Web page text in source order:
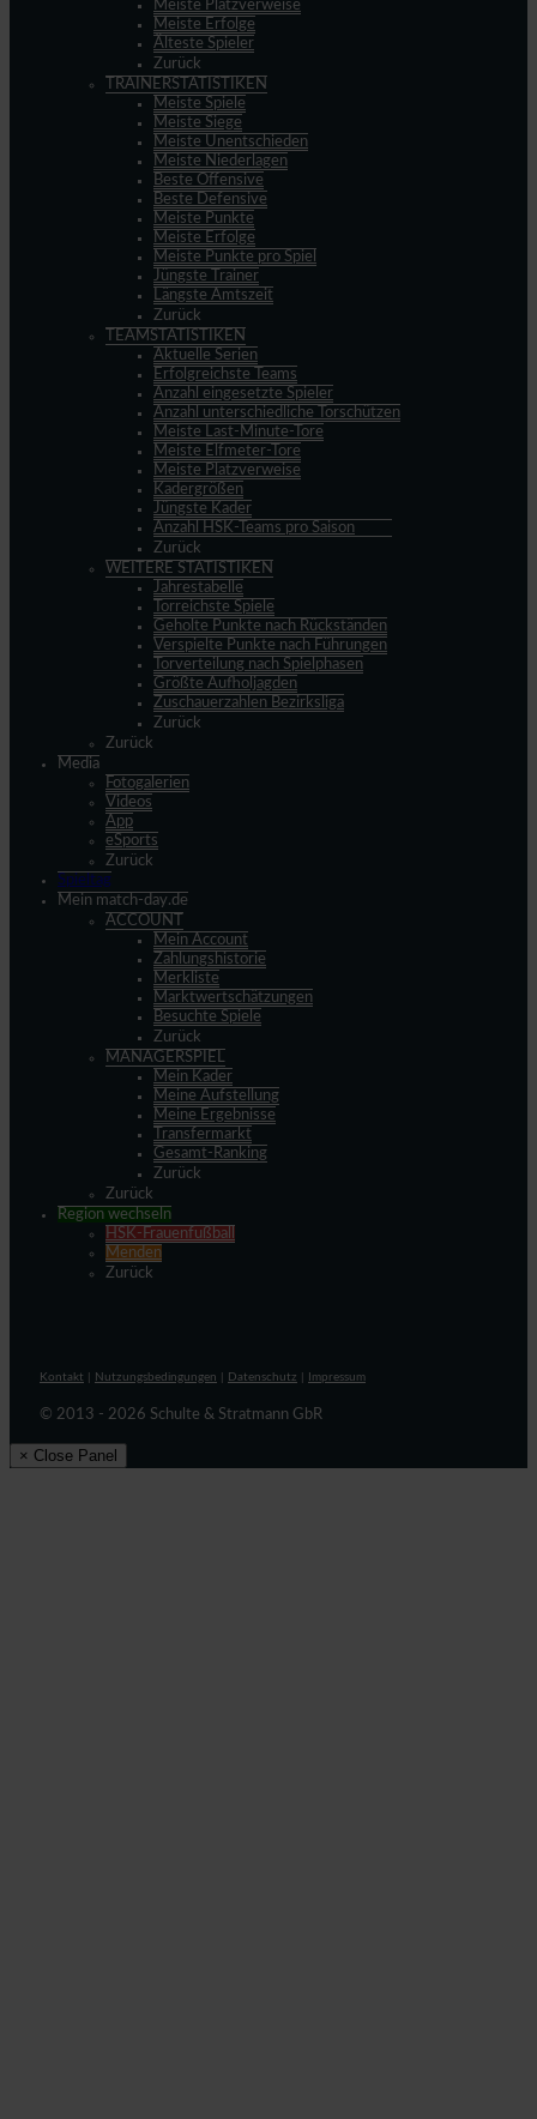
Meiste Platzverweise
Meiste Erfolge
Älteste Spieler
Zurück
TRAINERSTATISTIKEN
Meiste Spiele
Meiste Siege
Meiste Unentschieden
Meiste Niederlagen
Beste Offensive
Beste Defensive
Meiste Punkte
Meiste Erfolge
Meiste Punkte pro Spiel
Jüngste Trainer
Längste Amtszeit
Zurück
TEAMSTATISTIKEN
Aktuelle Serien
Erfolgreichste Teams
Anzahl eingesetzte Spieler
Anzahl unterschiedliche Torschützen
Meiste Last-Minute-Tore
Meiste Elfmeter-Tore
Meiste Platzverweise
Kadergrößen
Jüngste Kader
Anzahl HSK-Teams pro Saison
Zurück
WEITERE STATISTIKEN
Jahrestabelle
Torreichste Spiele
Geholte Punkte nach Rückständen
Verspielte Punkte nach Führungen
Torverteilung nach Spielphasen
Größte Aufholjagden
Zuschauerzahlen Bezirksliga
Zurück
Zurück
Media
Fotogalerien
Videos
App
eSports
Zurück
Spieltag
Mein match-day.de
ACCOUNT
Mein Account
Zahlungshistorie
Merkliste
Marktwertschätzungen
Besuchte Spiele
Zurück
MANAGERSPIEL
Mein Kader
Meine Aufstellung
Meine Ergebnisse
Transfermarkt
Gesamt-Ranking
Zurück
Zurück
Region wechseln
HSK-Frauenfußball
Menden
Zurück
Kontakt Nutzungsbedingungen Datenschutz Impressum
© 2013 - 2026 Schulte & Stratmann GbR
× Close Panel